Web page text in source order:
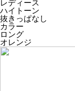
レディース
ハイトーン
抜きっぱなし
カラー
ロング
オレンジ